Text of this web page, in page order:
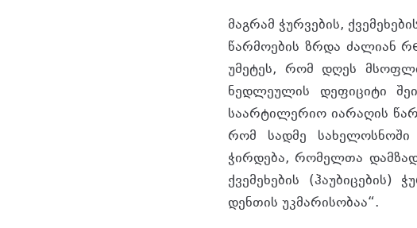
მაგრამ ჭურვების,
წარმოების ზრდა ძალიან
უმეტეს, რომ დღეს
ნედლეულის დეფიციტი
საარტილერიო იარაღის
რომ სადმე
ჭირდება, რომელთა
ქვემეხების
დენთის უკმარისობაა“.